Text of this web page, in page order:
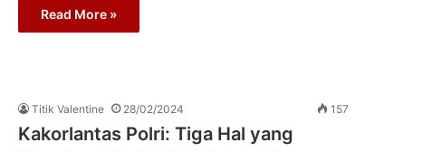
Read More »
Titik Valentine 28/02/2024 157
Kakorlantas Polri: Tiga Hal yang